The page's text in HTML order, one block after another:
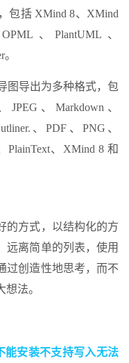
包括 XMind 8、XMind
、PlantUML、
图导出为多种格式，包
JPEG、Markdown、
、PDF、PNG、
PlainText、XMind 8 和
的方式，以结构化的方
远离简单的列表，使用
过创造性地思考，而不
法。
能安装不支持写入无法